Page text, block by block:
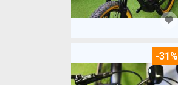
-31%